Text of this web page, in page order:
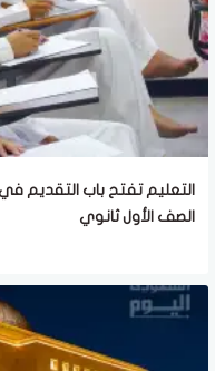
التعليم تفتح باب التقديم
الصف الأول ثانوي